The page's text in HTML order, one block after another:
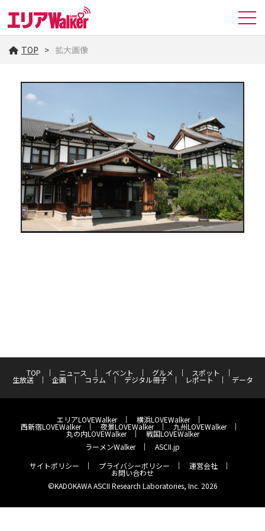
TOP 拡大画像
TOP ニュース イベント グルメ スポット
生放送 企画 コラム デジタル冊子 レポート データ
エリアLOVEWalker 横浜LOVEWalker
西新宿LOVEWalker 夜景LOVEWalker 九州LOVEWalker
丸の内LOVEWalker
戦国LOVEWalker
ラーメンWalker
ASCII.jp
サイトポリシー
プライバシーポリシー 運営会社
お問い合わせ
©KADOKAWA ASCII Research Laboratories, Inc. 2026